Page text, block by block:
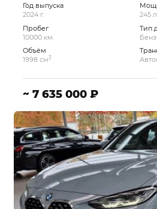
Год выпуска
2024 г.
Пробег
10000 км.
Объём
1998 см3
245
Тип
~ 7 635 000 ₽